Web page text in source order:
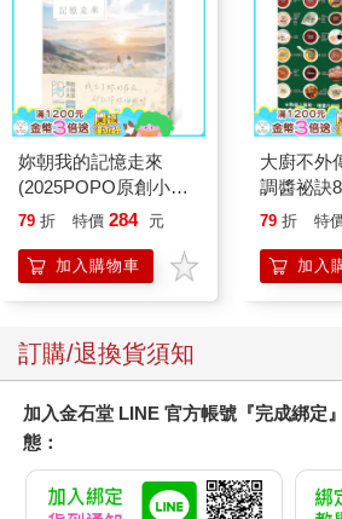
妳朝我的記憶走來
(2025POPO原創小說
大賞得獎作品！)
79 折 特價 284 元
加入購物車
大廚不外
調醬祕訣
萬冊，增
讓家常料
味
79 折 特
加入
訂購/退換貨須知
加入金石堂 LINE 官方帳號『完成綁定
態：